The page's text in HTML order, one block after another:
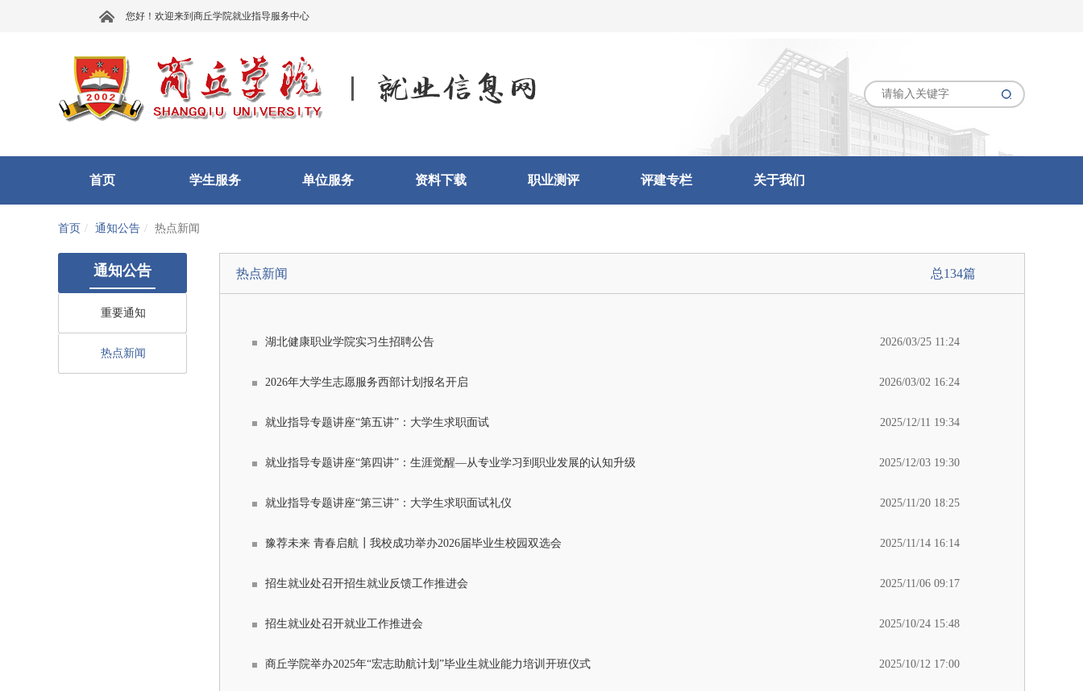
您好！欢迎来到商丘学院就业指导服务中心
首页 学生服务 单位服务 资料下载 职业测评 评建专栏 关于我们
首页 通知公告 热点新闻
通知公告
重要通知
热点新闻
热点新闻 总134篇
湖北健康职业学院实习生招聘公告 2026/03/25 11:24
2026年大学生志愿服务西部计划报名开启 2026/03/02 16:24
就业指导专题讲座“第五讲”：大学生求职面试 2025/12/11 19:34
就业指导专题讲座“第四讲”：生涯觉醒—从专业学习到职业发展的认知升级 2025/12/03 19:30
就业指导专题讲座“第三讲”：大学生求职面试礼仪 2025/11/20 18:25
豫荐未来 青春启航┃我校成功举办2026届毕业生校园双选会 2025/11/14 16:14
招生就业处召开招生就业反馈工作推进会 2025/11/06 09:17
招生就业处召开就业工作推进会 2025/10/24 15:48
商丘学院举办2025年“宏志助航计划”毕业生就业能力培训开班仪式 2025/10/12 17:00